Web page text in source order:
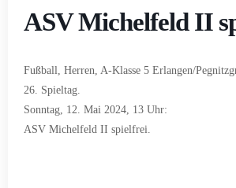
ASV Michelfeld II
Fußball, Herren, A-Klasse 5 Erlangen/
26. Spieltag.
Sonntag, 12. Mai 2024, 13 Uhr:
ASV Michelfeld II spielfrei.